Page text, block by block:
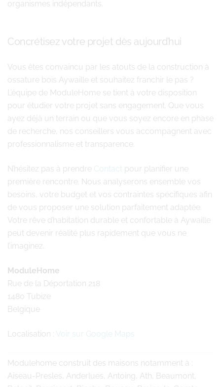
organismes indépendants.
Concrétisez votre projet dès aujourd’hui
Vous êtes convaincu par les atouts de la construction à
ossature bois Aywaille et souhaitez franchir le pas ?
L’équipe de ModuleHome se tient à votre disposition
pour étudier votre projet sans engagement. Que vous
ayez déjà un terrain ou que vous soyez encore en phase
de recherche, nos conseillers vous accompagnent avec
professionnalisme et transparence.
N’hésitez pas à prendre Contact pour planifier une
première rencontre. Nous analyserons ensemble vos
besoins, votre budget et vos contraintes spécifiques afin
de vous proposer une solution parfaitement adaptée.
Votre rêve d’habitation durable et confortable à Aywaille
peut devenir réalité plus rapidement que vous ne
l’imaginez.
ModuleHome
Rue de la Déportation 218
1480 Tubize
Belgique
Localisation : Voir sur Google Maps
Modulehome construit des maisons notamment à :
Aiseau-Presles, Anderlues, Antoing, Ath, Beaumont,